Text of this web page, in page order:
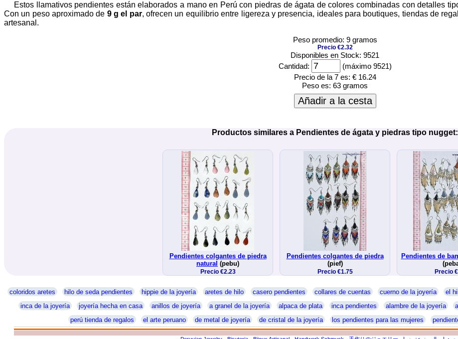
Estos llamativos pendientes están elaborados a mano en Perú con piedras de ágata de colores combinadas con detalles
Con un peso aproximado de 9 g el par, ofrecen un equilibrio entre ligereza y presencia, ideales para boutiques, tiendas de
artesanal.
Peso promedio: 9 gramos
Precio €2.32
Disponibles en Stock: 9521
Cantidad:
(máximo 9521)
Precio de la 7 es: € 16.24
Peso es: 63 gramos
Añadir a la cesta
Productos similares a Pendientes de ágata y piedras tipo nugget:
Pendientes colgantes de piedra
natural (pebu)
Precio €2.23
Pendientes colgantes de piedra
(pief)
Precio €1.75
Pendientes de
Precio
coloridos aretes hilo de seda pendientes hippie de la joyería aretes de hilo casero pendientes collares de cuentas cuerno de la joyería el
inca de la joyería
joyería hecha en casa anillos de joyería a granel de la joyería alpaca de plata inca pendientes alambre de la joyería
perú tienda de regalos
el arte peruano de metal de joyería de cristal de la joyería los pendientes para las mujeres